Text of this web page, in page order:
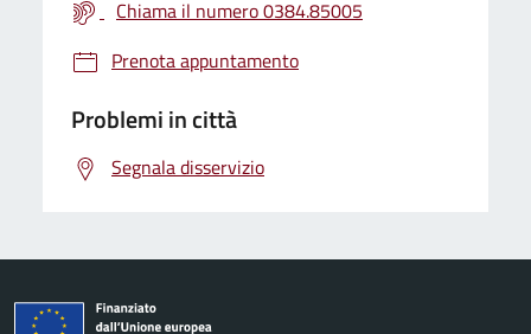
Chiama il numero 0384.85005
Prenota appuntamento
Problemi in città
Segnala disservizio